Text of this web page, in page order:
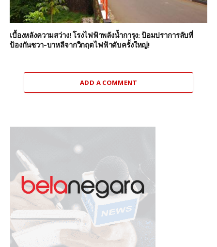
เบื้องหลังความสว่าง! โรงไฟฟ้าพลังน้ำการุง: ป้อมปราการลับที่
ป้องกันชวา-บาหลีจากวิกฤตไฟฟ้าดับครั้งใหญ่!
ADD A COMMENT